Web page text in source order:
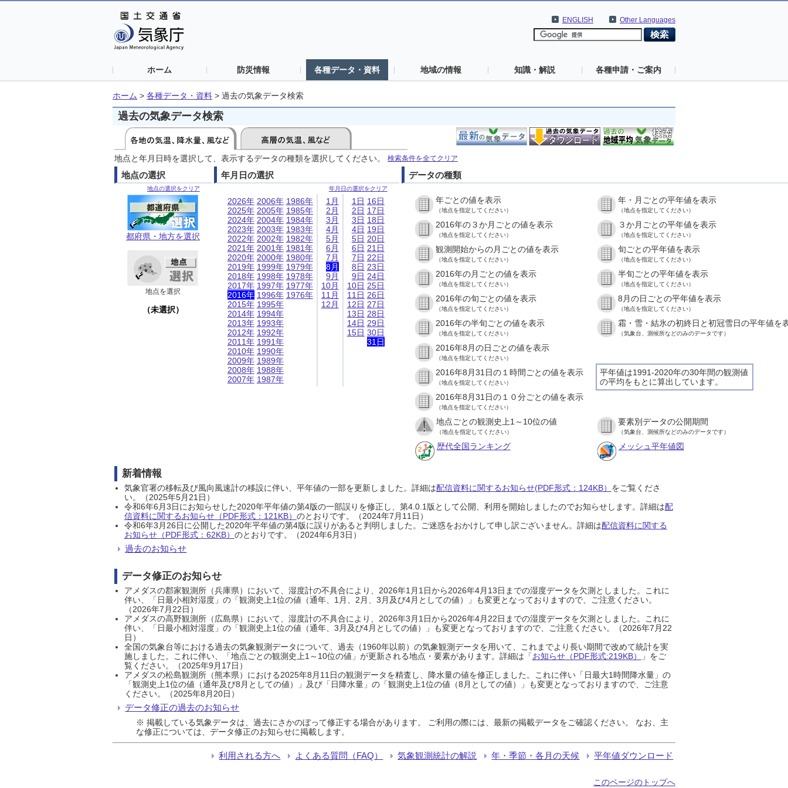
Other Languages
ENGLISH
ホーム 防災情報 各種データ・資料 地域の情報 知識・解説 各種申請・ご案内
ホーム > 各種データ・資料 > 過去の気象データ検索
過去の気象データ検索
地点と年月日時を選択して、表示するデータの種類を選択してください。 検索条件を全てクリア
地点の選択
地点の選択をクリア
都府県・地方を選択
地点を選択
（未選択）
年月日の選択
年月日の選択をクリア
2026年
2025年
2024年
2023年
2022年
2021年
2020年
2019年
2018年
2017年
2016年
2015年
2014年
2013年
2012年
2011年
2010年
2009年
2008年
2007年
2006年
2005年
2004年
2003年
2002年
2001年
2000年
1999年
1998年
1997年
1996年
1995年
1994年
1993年
1992年
1991年
1990年
1989年
1988年
1987年
1986年
1985年
1984年
1983年
1982年
1981年
1980年
1979年
1978年
1977年
1976年
1月
2月
3月
4月
5月
6月
7月
8月
9月
10月
11月
12月
1日
2日
3日
4日
5日
6日
7日
8日
9日
10日
11日
12日
13日
14日
15日
16日
17日
18日
19日
20日
21日
22日
23日
24日
25日
26日
27日
28日
29日
30日
31日
データの種類
年ごとの値を表示
（地点を指定してください）
年・月ごとの平年値を表示
（地点を指定してください）
2016年の３か月ごとの値を表示
（地点を指定してください）
３か月ごとの平年値を表示
（地点を指定してください）
観測開始からの月ごとの値を表示
（地点を指定してください）
旬ごとの平年値を表示
（地点を指定してください）
2016年の月ごとの値を表示
（地点を指定してください）
半旬ごとの平年値を表示
（地点を指定してください）
2016年の旬ごとの値を表示
（地点を指定してください）
8月の日ごとの平年値を表示
（地点を指定してください）
2016年の半旬ごとの値を表示
（地点を指定してください）
霜・雪・結氷の初終日と初冠雪日の平年値を
（気象台、測候所などのみのデータです）
2016年8月の日ごとの値を表示
（地点を指定してください）
平年値は1991-2020年の30年間の観測値
の平均をもとに算出しています。
2016年8月31日の１時間ごとの値を表示
（地点を指定してください）
2016年8月31日の１０分ごとの値を表示
（地点を指定してください）
地点ごとの観測史上1～10位の値
（地点を指定してください）
要素別データの公開期間
（気象台、測候所などのみのデータです）
歴代全国ランキング メッシュ平年値図
新着情報
気象官署の移転及び風向風速計の移設に伴い、平年値の一部を更新しました。詳細は配信資料に関するお知らせ(PDF形式：124KB） をご覧くださ
い。（2025年5月21日）
令和6年6月3日にお知らせした2020年平年値の第4版の一部誤りを修正し、第4.0.1版として公開、利用を開始しましたのでお知らせします。詳細は配
信資料に関するお知らせ（PDF形式：121KB） のとおりです。（2024年7月11日）
令和6年3月26日に公開した2020年平年値の第4版に誤りがあると判明しました。ご迷惑をおかけして申し訳ございません。詳細は配信資料に関する
お知らせ（PDF形式：62KB） のとおりです。（2024年6月3日）
過去のお知らせ
データ修正のお知らせ
アメダスの郡家観測所（兵庫県）において、湿度計の不具合により、2026年1月1日から2026年4月13日までの湿度データを欠測としました。これに
伴い、「日最小相対湿度」の「観測史上1位の値（通年、1月、2月、3月及び4月としての値）」も変更となっておりますので、ご注意ください。
（2026年7月22日）
アメダスの高野観測所（広島県）において、湿度計の不具合により、2026年3月1日から2026年4月22日までの湿度データを欠測としました。これに
伴い、「日最小相対湿度」の「観測史上1位の値（通年、3月及び4月としての値）」も変更となっておりますので、ご注意ください。（2026年7月22
日）
全国の気象台等における過去の気象観測データについて、過去（1960年以前）の気象観測データを用いて、これまでより長い期間で改めて統計を実
施しました。これに伴い、「地点ごとの観測史上1～10位の値」が更新される地点・要素があります。詳細は「お知らせ（PDF形式:219KB）
」をご
覧ください。（2025年9月17日）
アメダスの松島観測所（熊本県）における2025年8月11日の観測データを精査し、降水量の値を修正しました。これに伴い「日最大1時間降水量」の
「観測史上1位の値（通年及び8月としての値）」及び「日降水量」の「観測史上1位の値（8月としての値）」も変更となっておりますので、ご注意
ください。（2025年8月20日）
データ修正の過去のお知らせ
※ 掲載している気象データは、過去にさかのぼって修正する場合があります。 ご利用の際には、最新の掲載データをご確認ください。 なお、主
な修正については、データ修正のお知らせに掲載します。
利用される方へ よくある質問（FAQ） 気象観測統計の解説 年・季節・各月の天候 平年値ダウンロード
このページのトップへ